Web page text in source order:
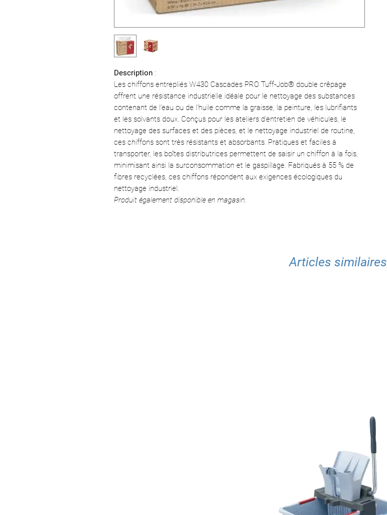
Description :
Les chiffons entrepliés W430 Cascades PRO Tuff-Job® double crêpage
offrent une résistance industrielle idéale pour le nettoyage des substances
contenant de l’eau ou de l’huile comme la graisse, la peinture, les lubrifiants
et les solvants doux. Conçus pour les ateliers d’entretien de véhicules, le
nettoyage des surfaces et des pièces, et le nettoyage industriel de routine,
ces chiffons sont très résistants et absorbants. Pratiques et faciles à
transporter, les boîtes distributrices permettent de saisir un chiffon à la fois,
minimisant ainsi la surconsommation et le gaspillage. Fabriqués à 55 % de
fibres recyclées, ces chiffons répondent aux exigences écologiques du
nettoyage industriel.
Produit également disponible en magasin.
Articles similaires